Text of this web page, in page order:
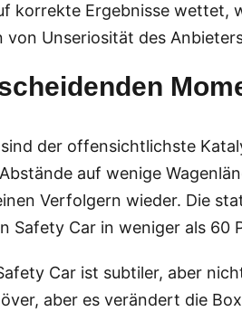
korrekte Ergebnisse wettet,
von Unseriosität des
der offensichtlichste
auf wenige
Verfolgern wieder. Die
Safety Car in weniger als
Car ist subtiler, aber
aber es verändert die